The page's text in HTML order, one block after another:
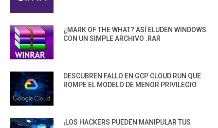
¿MARK OF THE WHAT? ASÍ ELUDEN WINDOWS
CON UN SIMPLE ARCHIVO .RAR
DESCUBREN FALLO EN GCP CLOUD RUN QUE
ROMPE EL MODELO DE MENOR PRIVILEGIO
¡LOS HACKERS PUEDEN MANIPULAR TUS